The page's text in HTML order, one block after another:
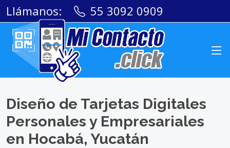
Llámanos: 55 3092 0909
Diseño de Tarjetas Digitales
Personales y Empresariales
en Hocabá, Yucatán